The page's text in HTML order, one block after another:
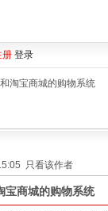
册 登录
淘宝商城的购物系统
只看该作者
宝商城的购物系统